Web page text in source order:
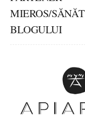
MIEROS/
BLOGULUI